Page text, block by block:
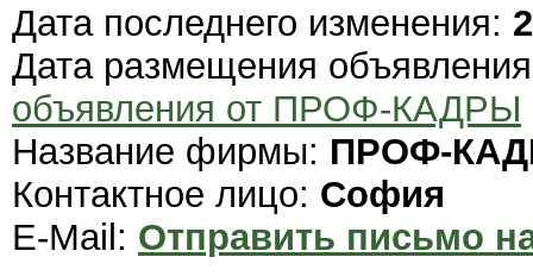
Дата последнего изменения:
Дата размещения
объявления от ПРОФ-КАДРЫ
Название фирмы: ПРОФ-
Контактное лицо: София
E-Mail: Отправить письмо